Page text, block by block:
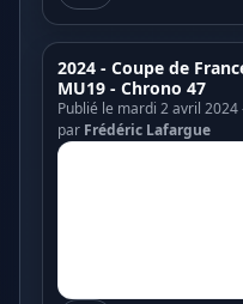
2024 - Coupe de
MU19 - Chrono 47
Publié le mardi 2 avril
par Frédéric Lafargue